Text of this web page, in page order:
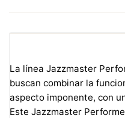
La línea Jazzmaster
buscan combinar la
aspecto imponente, con
Este Jazzmaster